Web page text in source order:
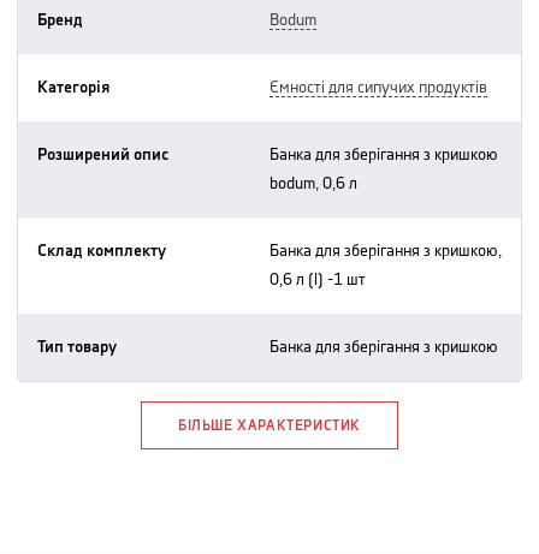
Бренд bodum
Категорія ємності для сипучих продуктів
Розширений опис
банка для зберігання з кришкою
bodum, 0,6 л
Склад комплекту
банка для зберігання з кришкою,
0,6 л (l) -1 шт
Тип товару банка для зберігання з кришкою
БІЛЬШЕ ХАРАКТЕРИСТИК